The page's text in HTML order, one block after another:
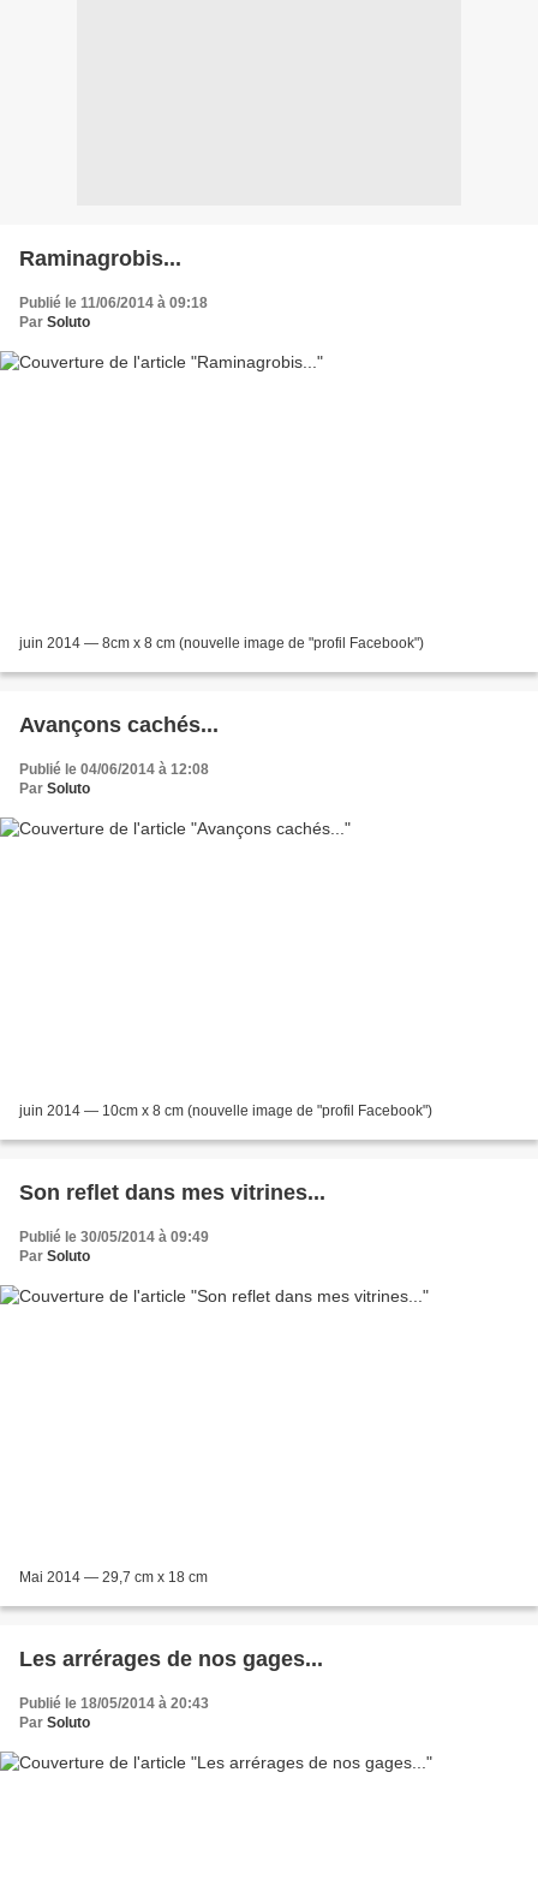
Raminagrobis...
Publié le 11/06/2014 à 09:18
Par Soluto
juin 2014 — 8cm x 8 cm (nouvelle image de "profil Facebook")
Avançons cachés...
Publié le 04/06/2014 à 12:08
Par Soluto
juin 2014 — 10cm x 8 cm (nouvelle image de "profil Facebook")
Son reflet dans mes vitrines...
Publié le 30/05/2014 à 09:49
Par Soluto
Mai 2014 — 29,7 cm x 18 cm
Les arrérages de nos gages...
Publié le 18/05/2014 à 20:43
Par Soluto